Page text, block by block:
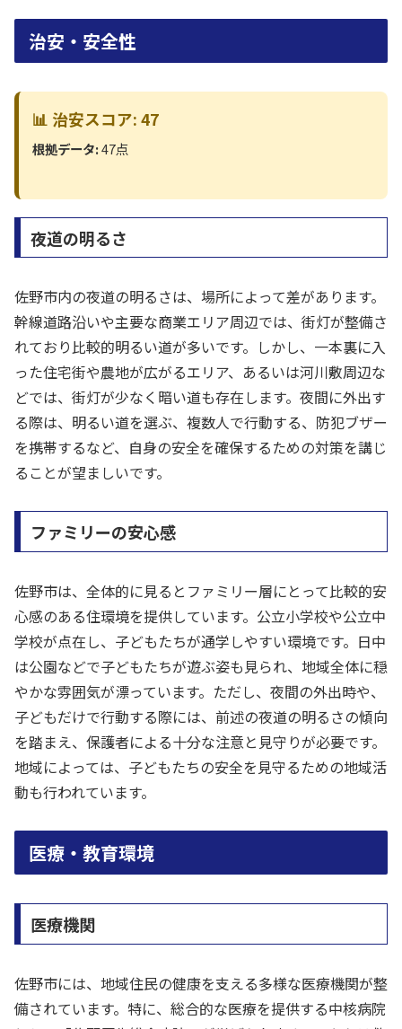
治安・安全性
📊 治安スコア: 47
根拠データ:47点
夜道の明るさ
佐野市内の夜道の明るさは、場所によって差があります。
幹線道路沿いや主要な商業エリア周辺では、街灯が整備さ
れており比較的明るい道が多いです。しかし、一本裏に入
った住宅街や農地が広がるエリア、あるいは河川敷周辺な
どでは、街灯が少なく暗い道も存在します。夜間に外出す
る際は、明るい道を選ぶ、複数人で行動する、防犯ブザー
を携帯するなど、自身の安全を確保するための対策を講じ
ることが望ましいです。
ファミリーの安心感
佐野市は、全体的に見るとファミリー層にとって比較的安
心感のある住環境を提供しています。公立小学校や公立中
学校が点在し、子どもたちが通学しやすい環境です。日中
は公園などで子どもたちが遊ぶ姿も見られ、地域全体に穏
やかな雰囲気が漂っています。ただし、夜間の外出時や、
子どもだけで行動する際には、前述の夜道の明るさの傾向
を踏まえ、保護者による十分な注意と見守りが必要です。
地域によっては、子どもたちの安全を見守るための地域活
動も行われています。
医療・教育環境
医療機関
佐野市には、地域住民の健康を支える多様な医療機関が整
備されています。特に、総合的な医療を提供する中核病院